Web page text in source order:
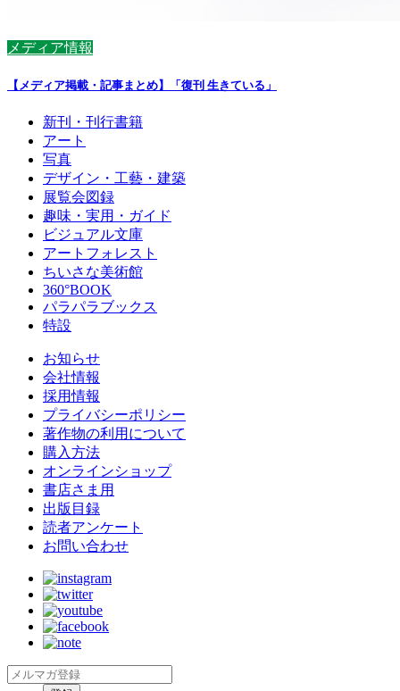
メディア情報
【メディア掲載・記事まとめ】「復刊 生きている」
新刊・刊行書籍
アート
写真
デザイン・工藝・建築
展覧会図録
趣味・実用・ガイド
ビジュアル文庫
アートフォレスト
ちいさな美術館
360°BOOK
パラパラブックス
特設
お知らせ
会社情報
採用情報
プライバシーポリシー
著作物の利用について
購入方法
オンラインショップ
書店さま用
出版目録
読者アンケート
お問い合わせ